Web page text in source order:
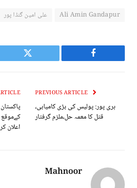
Ali Amin Gandapur علی امین گنڈا پور
Facebook
Twitter
ہری پور: پولیس کی بڑی کامیابی،
قتل کا معمہ حل،ملزم گرفتار
اعلان
Mahnoor